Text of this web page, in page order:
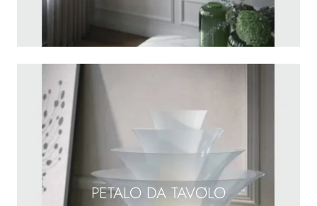
PETALO DA TAVOLO